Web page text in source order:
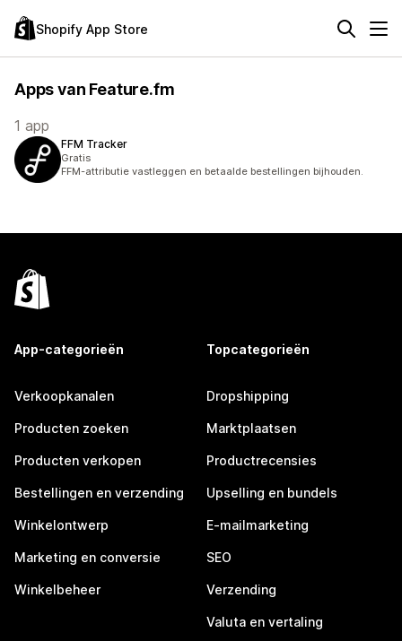
Shopify App Store
Apps van Feature.fm
1 app
FFM Tracker
Gratis
FFM-attributie vastleggen en betaalde bestellingen bijhouden.
App-categorieën
Verkoopkanalen
Producten zoeken
Producten verkopen
Bestellingen en verzending
Winkelontwerp
Marketing en conversie
Winkelbeheer
Topcategorieën
Dropshipping
Marktplaatsen
Productrecensies
Upselling en bundels
E-mailmarketing
SEO
Verzending
Valuta en vertaling